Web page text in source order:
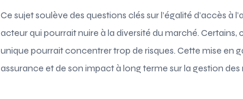
Ce sujet soulève des questions clés sur l’égalité d’accès à
acteur qui pourrait nuire à la diversité du marché.
unique pourrait concentrer trop de risques. Cette mise en
assurance et de son impact à long terme sur la gestion des